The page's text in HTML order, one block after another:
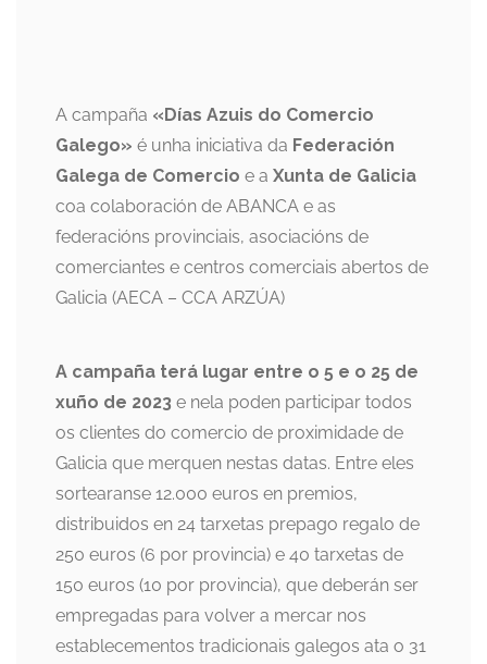
A campaña «Días Azuis do Comercio
Galego» é unha iniciativa da Federación
Galega de Comercio e a Xunta de Galicia
coa colaboración de ABANCA e as
federacións provinciais, asociacións de
comerciantes e centros comerciais abertos de
Galicia (AECA – CCA ARZÚA)
A campaña terá lugar entre o 5 e o 25 de
xuño de 2023 e nela poden participar todos
os clientes do comercio de proximidade de
Galicia que merquen nestas datas. Entre eles
sortearanse 12.000 euros en premios,
distribuidos en 24 tarxetas prepago regalo de
250 euros (6 por provincia) e 40 tarxetas de
150 euros (10 por provincia), que deberán ser
empregadas para volver a mercar nos
establecementos tradicionais galegos ata o 31